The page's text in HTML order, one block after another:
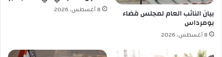
ي
ض
ا
ء
بيان النائب العام لمجلس قضاء
بومرداس
8 أغسطس، 2026
8 أغسطس، 2026